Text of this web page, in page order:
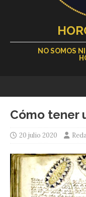
NO SOMOS
Cómo tener
20 julio 2020